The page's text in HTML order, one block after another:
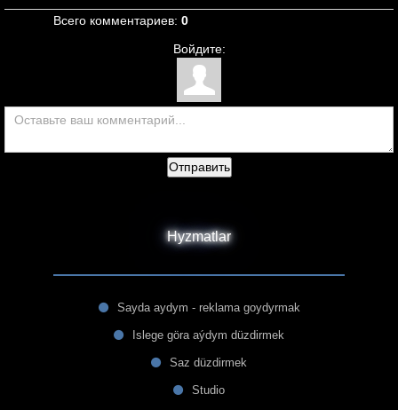
Всего комментариев: 0
Войдите:
Отправить
Hyzmatlar
Sayda aydym - reklama goydyrmak
Islege göra aýdym düzdirmek
Saz düzdirmek
Studio